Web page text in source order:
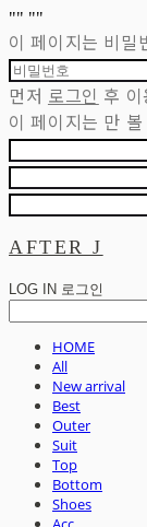
"" ""
이 페이지는 비밀
먼저 로그인 후
이 페이지는 만
AFTER J
LOG IN 로그인
HOME
All
New arrival
Best
Outer
Suit
Top
Bottom
Shoes